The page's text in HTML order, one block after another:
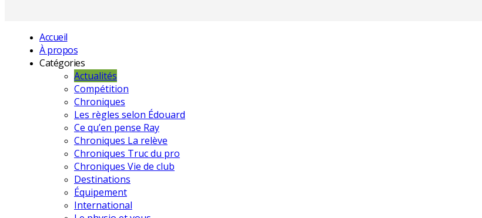
Accueil
À propos
Catégories
Actualités
Compétition
Chroniques
Les règles selon Édouard
Ce qu’en pense Ray
Chroniques La relève
Chroniques Truc du pro
Chroniques Vie de club
Destinations
Équipement
International